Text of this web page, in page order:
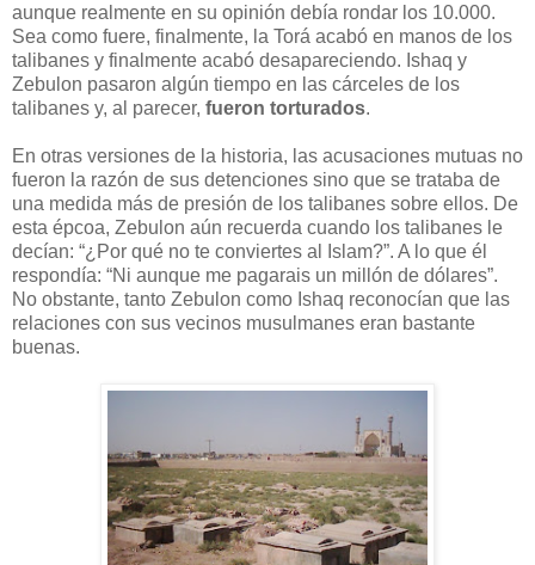
aunque realmente en su opinión debía rondar los 10.000.
Sea como fuere, finalmente, la Torá acabó en manos de los
talibanes y finalmente acabó desapareciendo. Ishaq y
Zebulon pasaron algún tiempo en las cárceles de los
talibanes y, al parecer, fueron torturados.
En otras versiones de la historia, las acusaciones mutuas no
fueron la razón de sus detenciones sino que se trataba de
una medida más de presión de los talibanes sobre ellos. De
esta épcoa, Zebulon aún recuerda cuando los talibanes le
decían: “¿Por qué no te conviertes al Islam?”. A lo que él
respondía: “Ni aunque me pagarais un millón de dólares”.
No obstante, tanto Zebulon como Ishaq reconocían que las
relaciones con sus vecinos musulmanes eran bastante
buenas.